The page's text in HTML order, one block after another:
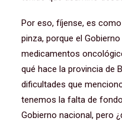
Por eso, fíjense, es
pinza, porque el
medicamentos
qué hace la provincia de
dificultades que
tenemos la falta de
Gobierno nacional, pero